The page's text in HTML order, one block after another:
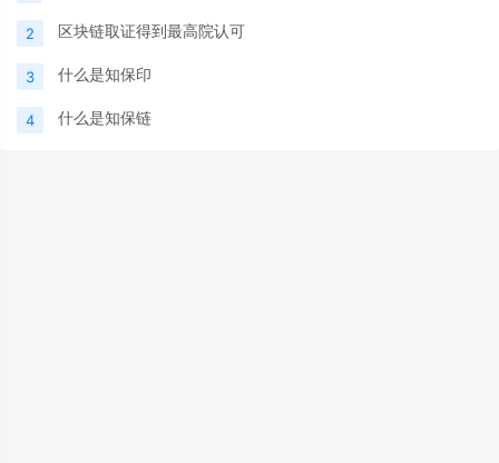
2 区块链取证得到最高院认可
3 什么是知保印
4 什么是知保链